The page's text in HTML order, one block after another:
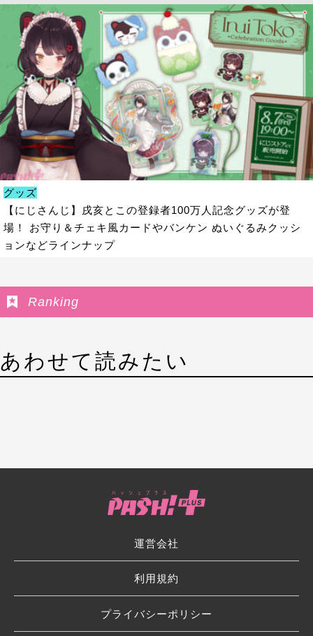
グッズ
【にじさんじ】戌亥とこの登録者100万人記念グッズが登
場！ お守り＆チェキ風カードやバンケン ぬいぐるみクッシ
ョンなどラインナップ
Ranking
あわせて読みたい
運営会社
利用規約
プライバシーポリシー